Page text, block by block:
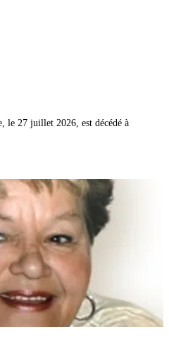
le 27 juillet 2026, est décédé à